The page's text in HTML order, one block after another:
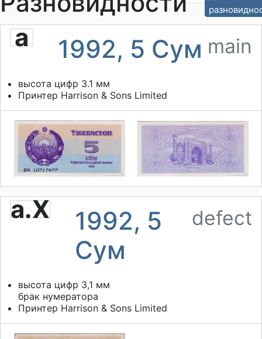
a 1992, 5 Сум main
высота цифр 3.1 мм
Принтер Harrison & Sons Limited
a.X
1992, 5
Сум
defect
высота цифр 3,1 мм
брак нумератора
Принтер Harrison & Sons Limited